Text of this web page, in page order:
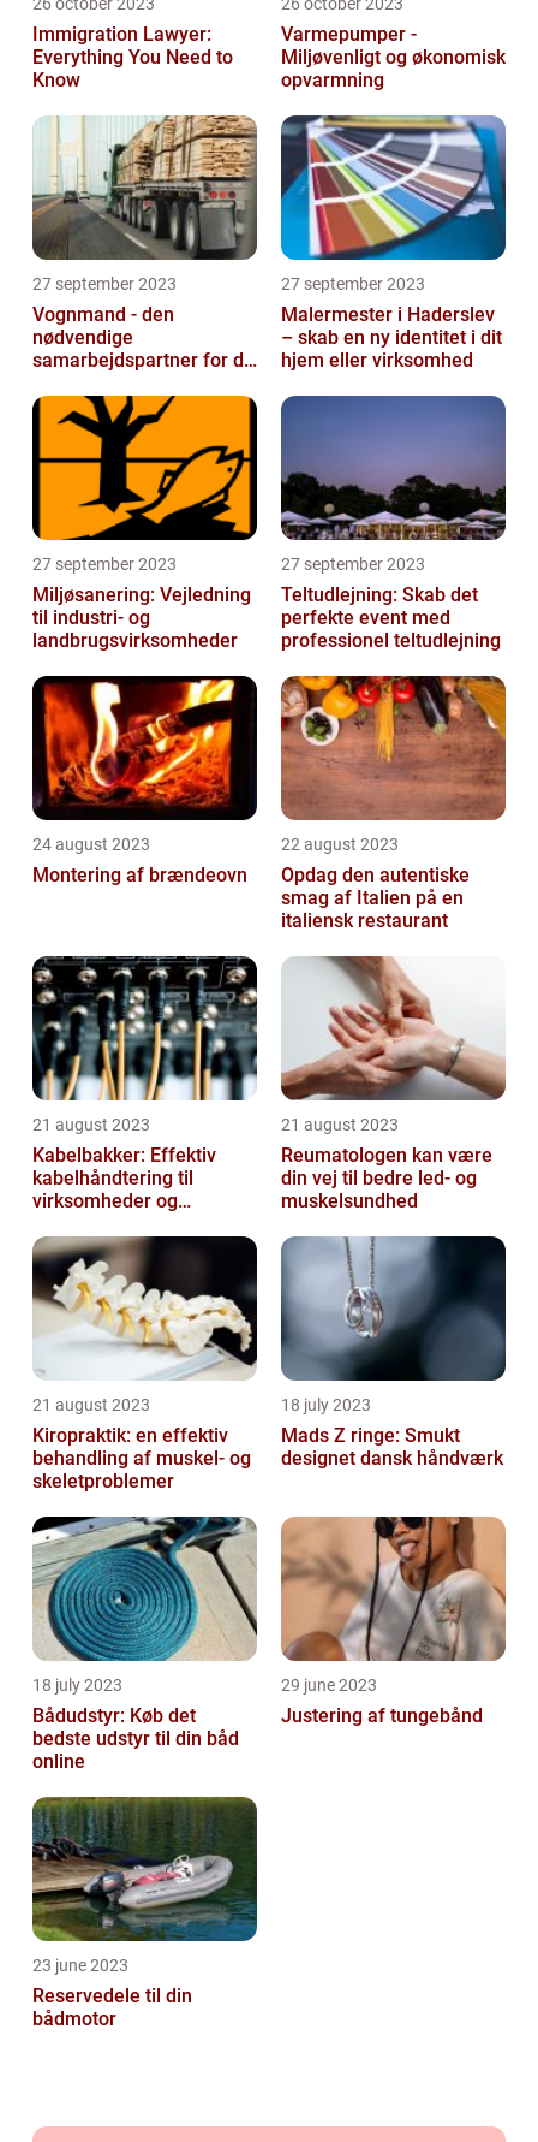
Immigration Lawyer:
Everything You Need to
Know
Varmepumper -
Miljøvenligt og økonomisk
opvarmning
27 september 2023
Vognmand - den
nødvendige
samarbejdspartner for dit
27 september 2023
Malermester i Haderslev
– skab en ny identitet i dit
hjem eller virksomhed
27 september 2023
Miljøsanering: Vejledning
til industri- og
landbrugsvirksomheder
27 september 2023
Teltudlejning: Skab det
perfekte event med
professionel teltudlejning
24 august 2023
Montering af brændeovn
22 august 2023
Opdag den autentiske
smag af Italien på en
italiensk restaurant
21 august 2023
Kabelbakker: Effektiv
kabelhåndtering til
virksomheder og
21 august 2023
Reumatologen kan være
din vej til bedre led- og
muskelsundhed
21 august 2023
Kiropraktik: en effektiv
behandling af muskel- og
skeletproblemer
18 july 2023
Mads Z ringe: Smukt
designet dansk håndværk
18 july 2023
Bådudstyr: Køb det
bedste udstyr til din båd
online
29 june 2023
Justering af tungebånd
23 june 2023
Reservedele til din
bådmotor